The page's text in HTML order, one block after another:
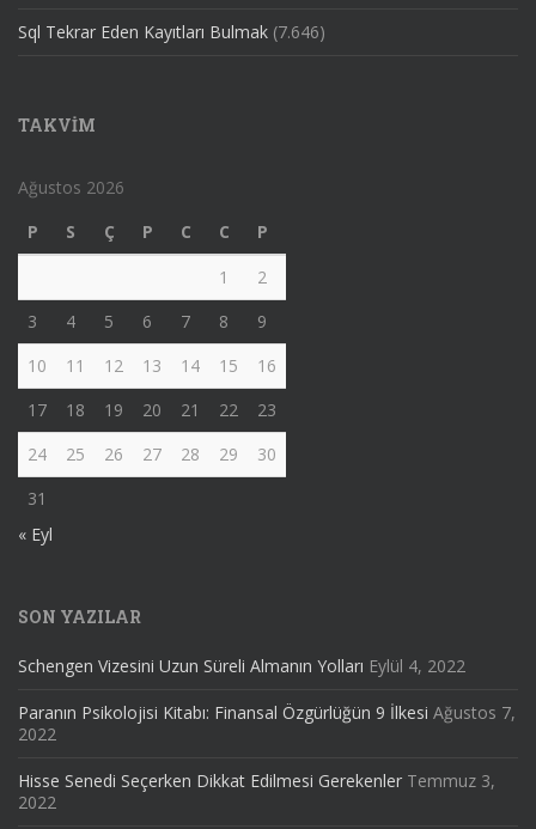
Sql Tekrar Eden Kayıtları Bulmak (7.646)
TAKVIM
Ağustos 2026
P
S Ç P C C
P
1
2
3
4 5 6 7 8
9
10
11 12 13 14 15
16
17
18 19 20 21 22
23
24
25 26 27 28 29
30
31
« Eyl
SON YAZILAR
Schengen Vizesini Uzun Süreli Almanın Yolları Eylül 4, 2022
Paranın Psikolojisi Kitabı: Finansal Özgürlüğün 9 İlkesi Ağustos 7,
2022
Hisse Senedi Seçerken Dikkat Edilmesi Gerekenler Temmuz 3,
2022